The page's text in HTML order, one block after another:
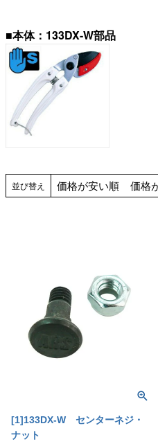
■本体：133DX-W部品
並び替え 価格が安い順 価格
[1]133DX-W センターネジ・
ナット